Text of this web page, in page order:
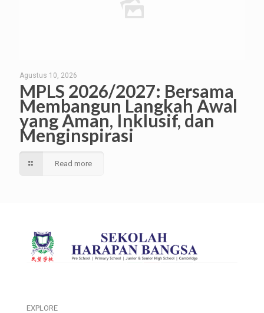
Agustus 10, 2026
MPLS 2026/2027: Bersama
Membangun Langkah Awal
yang Aman, Inklusif, dan
Menginspirasi
Read more
EXPLORE